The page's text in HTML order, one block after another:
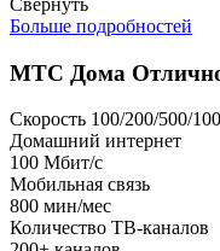
Свернуть
Больше подробностей
МТС Дома
Скорость 100/200/500/
Домашний интернет
100 Мбит/с
Мобильная связь
800 мин/мес
Количество ТВ-каналов